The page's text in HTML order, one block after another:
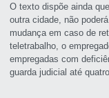
O texto dispõe ainda
outra cidade, não
mudança em caso de
teletrabalho, o
empregadas com
guarda judicial até